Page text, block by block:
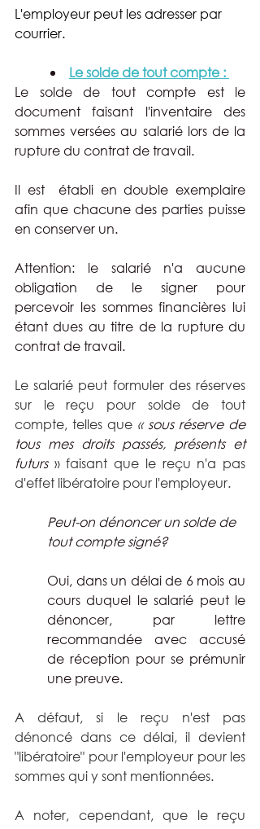
L'employeur peut les adresser par
courrier.
Le solde de tout compte :
Le solde de tout compte est le
document faisant l'inventaire des
sommes versées au salarié lors de la
rupture du contrat de travail.
Il est  établi en double exemplaire
afin que chacune des parties puisse
en conserver un.
Attention: le salarié n'a aucune
obligation de le signer pour
percevoir les sommes financières lui
étant dues au titre de la rupture du
contrat de travail.
Le salarié peut formuler des réserves
sur le reçu pour solde de tout
compte, telles que « sous réserve de
tous mes droits passés, présents et
futurs » faisant que le reçu n'a pas
d'effet libératoire pour l'employeur.
Peut-on dénoncer un solde de
tout compte signé?
Oui, dans un délai de 6 mois au
cours duquel le salarié peut le
dénoncer, par lettre
recommandée avec accusé
de réception pour se prémunir
une preuve.
A défaut, si le reçu n'est pas
dénoncé dans ce délai, il devient
"libératoire" pour l'employeur pour les
sommes qui y sont mentionnées.
A noter, cependant, que le reçu